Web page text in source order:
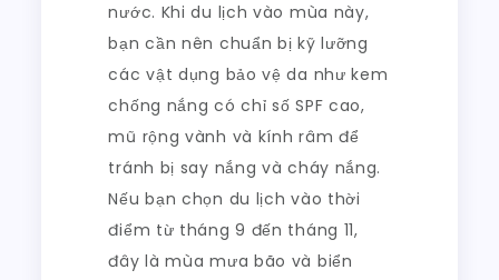
nước. Khi du lịch vào mùa này,
bạn cần nên chuẩn bị kỹ lưỡng
các vật dụng bảo vệ da như kem
chống nắng có chỉ số SPF cao,
mũ rộng vành và kính râm để
tránh bị say nắng và cháy nắng.
Nếu bạn chọn du lịch vào thời
điểm từ tháng 9 đến tháng 11,
đây là mùa mưa bão và biển